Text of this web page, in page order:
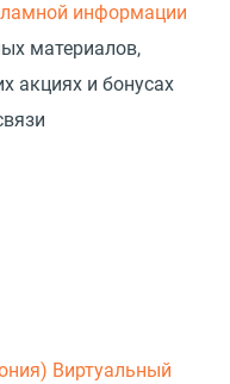
информации
материалов,
акциях и бонусах
Виртуальный